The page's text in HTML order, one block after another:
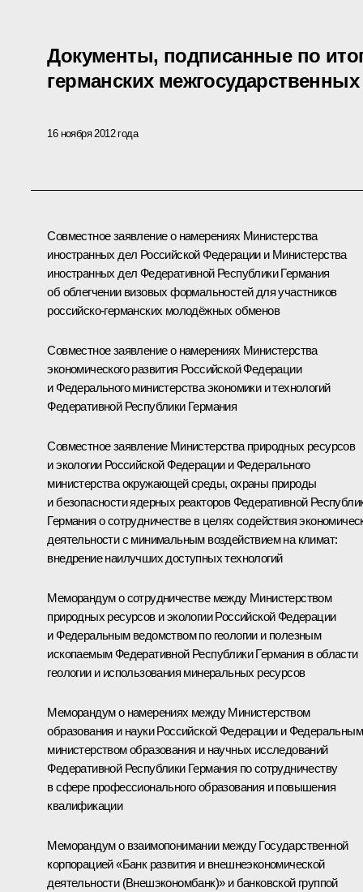
Документы, подписанные по
германских
16 ноября 2012 года
Совместное заявление о намерениях Министерства
иностранных дел Российской Федерации и Министерства
иностранных дел Федеративной Республики Германия
об облегчении визовых формальностей для участников
российско-германских молодёжных обменов
Совместное заявление о намерениях Министерства
экономического развития Российской Федерации
и Федерального министерства экономики и технологий
Федеративной Республики Германия
Совместное заявление Министерства природных ресурсов
и экологии Российской Федерации и Федерального
министерства окружающей среды, охраны природы
и безопасности ядерных реакторов Федеративной
Германия о сотрудничестве в целях содействия
деятельности с минимальным воздействием на климат:
внедрение наилучших доступных технологий
Меморандум о сотрудничестве между Министерством
природных ресурсов и экологии Российской Федерации
и Федеральным ведомством по геологии и полезным
ископаемым Федеративной Республики Германия в области
геологии и использования минеральных ресурсов
Меморандум о намерениях между Министерством
образования и науки Российской Федерации и Федеральным
министерством образования и научных исследований
Федеративной Республики Германия по сотрудничеству
в сфере профессионального образования и повышения
квалификации
Меморандум о взаимопонимании между Государственной
корпорацией «Банк развития и внешнеэкономической
деятельности (Внешэкономбанк)» и банковской группой